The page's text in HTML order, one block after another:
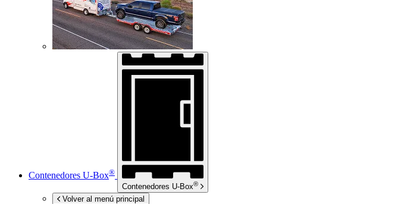
Contenedores U-Box®
Contenedores U-Box®
Volver al menú principal